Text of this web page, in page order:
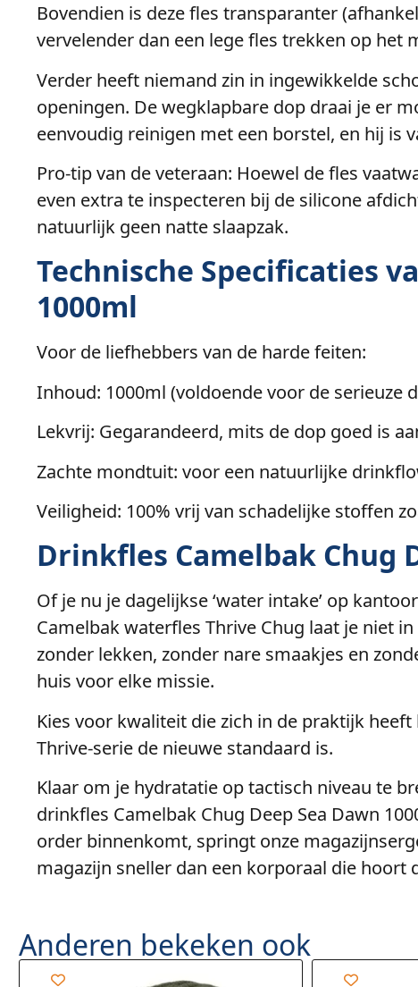
Bovendien is deze fles transparanter
vervelender dan een lege fles trekken op het
Verder heeft niemand zin in ingewikkelde
openingen. De wegklapbare dop draai je er
eenvoudig reinigen met een borstel, en hij is
Pro-tip van de veteraan: Hoewel de fles
even extra te inspecteren bij de silicone
natuurlijk geen natte slaapzak.
Technische Specificaties
1000ml
Voor de liefhebbers van de harde feiten:
Inhoud: 1000ml (voldoende voor de serieuze
Lekvrij: Gegarandeerd, mits de dop goed is
Zachte mondtuit: voor een natuurlijke
Veiligheid: 100% vrij van schadelijke stoffen
Drinkfles Camelbak Chug
Of je nu je dagelijkse ‘water intake’ op
Camelbak waterfles Thrive Chug laat je niet
zonder lekken, zonder nare smaakjes en
huis voor elke missie.
Kies voor kwaliteit die zich in de praktijk
Thrive-serie de nieuwe standaard is.
Klaar om je hydratatie op tactisch niveau te
drinkfles Camelbak Chug Deep Sea Dawn
order binnenkomt, springt onze
magazijn sneller dan een korporaal die hoort
Anderen bekeken ook